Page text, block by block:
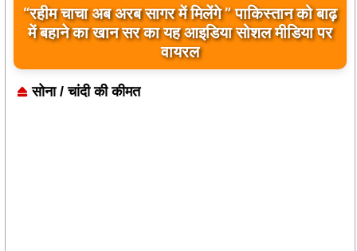
बिलावल भुट्टो द्वारा सिंधु नदी और भारत को लेकर दिए गए
बयान पर भारत के केंद्रीय मंत्रियों की कड़ी प्रतिक्रिया
सोना / चांदी की कीमत